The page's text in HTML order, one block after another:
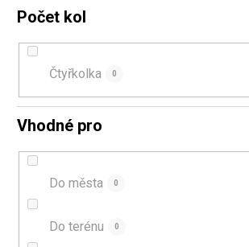
Počet kol
Čtyřkolka 0
Vhodné pro
Do města 0
Do terénu 0